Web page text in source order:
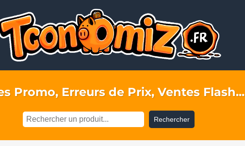
Promo, Erreurs de Prix, Ventes Flash...
Rechercher